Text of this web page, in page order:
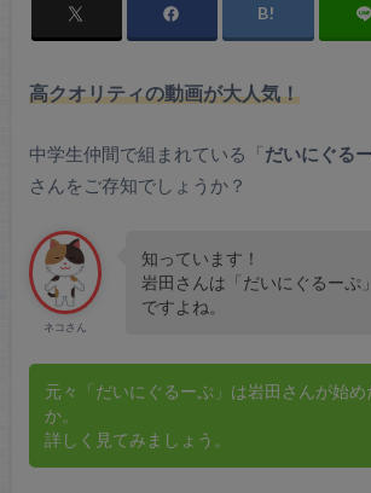
高クオリティの動画が大人気！
中学生仲間で組まれている「だいにぐる
さんをご存知でしょうか？
ネコさん
知っています！
岩田さんは「だいにぐるーぷ
ですよね。
元々「だいにぐるーぷ」は岩田さんが始め
か。
詳しく見てみましょう。